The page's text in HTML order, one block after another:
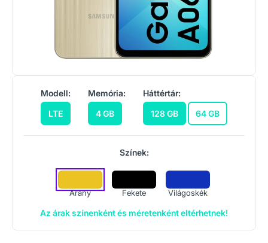
Modell:
LTE
Memória:
4 GB
Háttértár:
128 GB
64 GB
Színek:
Arany Fekete Világoskék
Az árak színenként és méretenként eltérhetnek!